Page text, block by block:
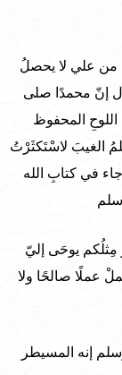
من علي لا يحصلُ
إنّ محمدًا صلى
المحفوظ
الغيبَ لاسْتَكثَرْتُ
السوء}[الأعراف/١٨٨] هذا جاء في كتابِ الله
مِثلُكم يوحَى إليّ
عملًا صالحًا ولا
إنه المسيطر